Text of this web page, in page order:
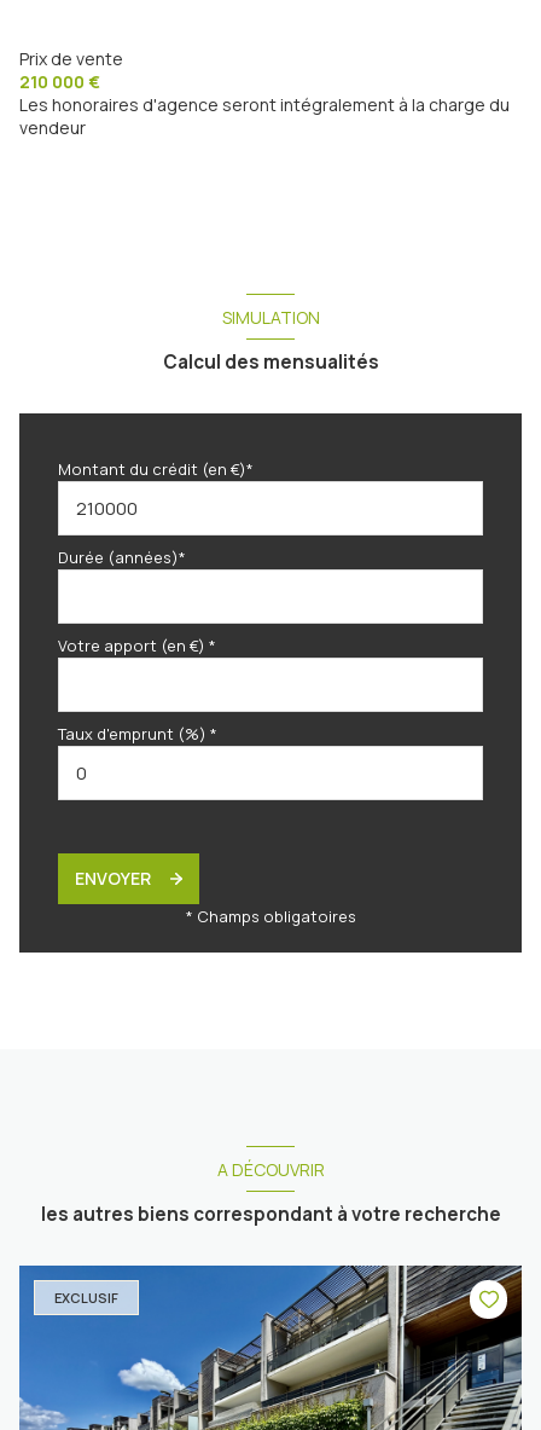
WC
salle d'eau
Prix de vente
210 000 €
Les honoraires d'agence seront intégralement à la charge du
vendeur
SIMULATION
Calcul des mensualités
Montant du crédit (en €)*
Durée (années)*
Votre apport (en €) *
Taux d'emprunt (%) *
ENVOYER
* Champs obligatoires
A DÉCOUVRIR
les autres biens correspondant à votre recherche
EXCLUSIF